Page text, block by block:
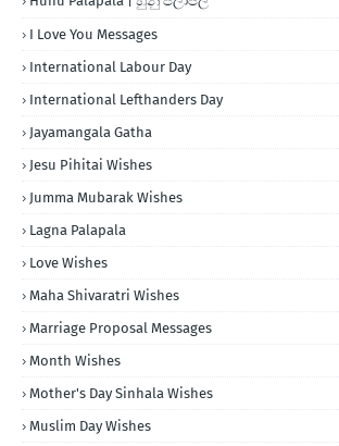
I Love You Messages
International Labour Day
International Lefthanders Day
Jayamangala Gatha
Jesu Pihitai Wishes
Jumma Mubarak Wishes
Lagna Palapala
Love Wishes
Maha Shivaratri Wishes
Marriage Proposal Messages
Month Wishes
Mother's Day Sinhala Wishes
Muslim Day Wishes